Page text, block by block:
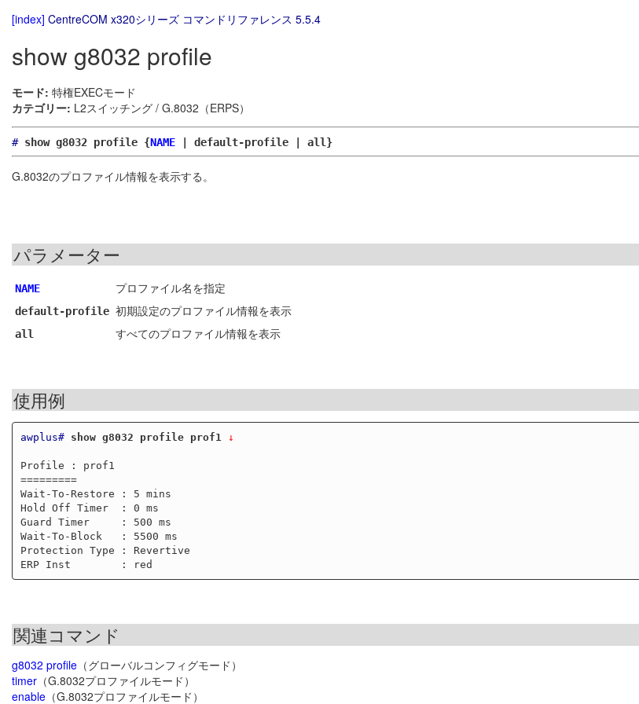
[index] CentreCOM x320シリーズ コマンドリファレンス 5.5.4
show g8032 profile
モード: 特権EXECモード
カテゴリー: L2スイッチング / G.8032（ERPS）
# show g8032 profile {NAME | default-profile | all}
G.8032のプロファイル情報を表示する。
パラメーター
NAME プロファイル名を指定
default-profile 初期設定のプロファイル情報を表示
all すべてのプロファイル情報を表示
使用例
awplus# show g8032 profile prof1 ↓
Profile : prof1
=========
Wait-To-Restore : 5 mins
Hold Off Timer  : 0 ms
Guard Timer     : 500 ms
Wait-To-Block   : 5500 ms
Protection Type : Revertive
関連コマンド
g8032 profile （グローバルコンフィグモード）
timer （G.8032プロファイルモード）
enable （G.8032プロファイルモード）